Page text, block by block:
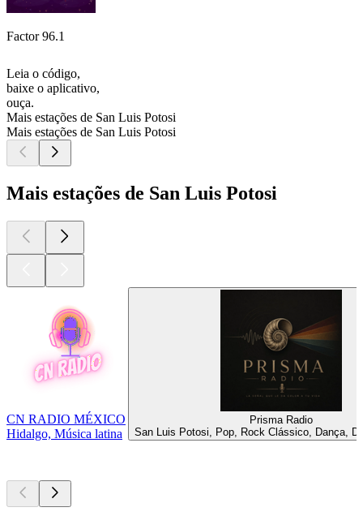
Factor 96.1
Leia o código,
baixe o aplicativo,
ouça.
Mais estações de San Luis Potosi
Mais estações de San Luis Potosi
Mais estações de San Luis Potosi
CN RADIO MÉXICO
Hidalgo, Música latina
Prisma Radio
San Luis Potosi, Pop, Rock Clássico, Dança,